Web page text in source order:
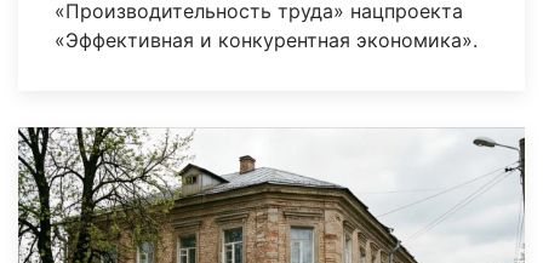
«Производительность труда» нацпроекта
«Эффективная и конкурентная экономика».